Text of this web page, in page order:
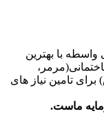
با بهترین
تامین نیاز های
ماست.